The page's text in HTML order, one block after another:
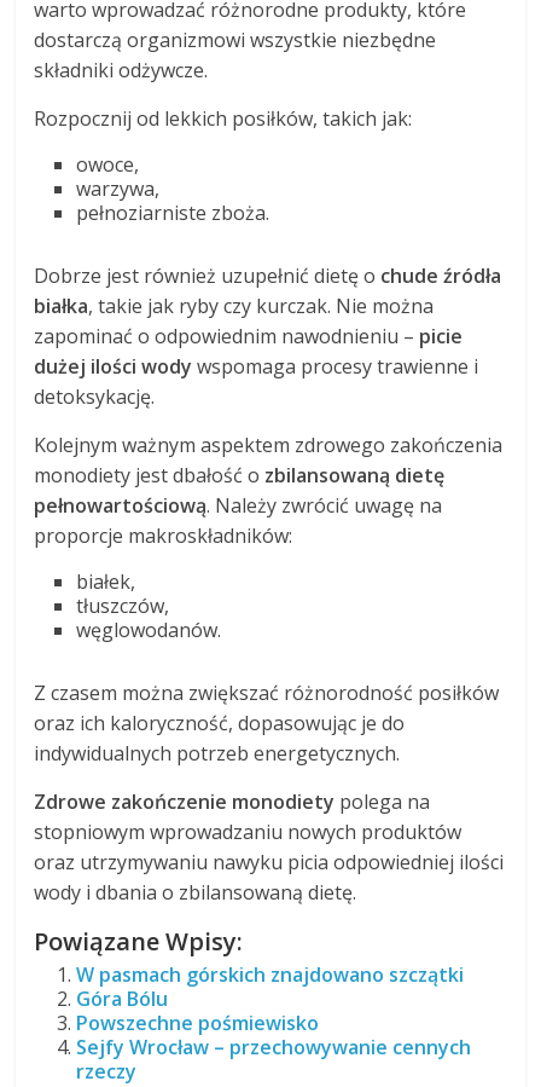
warto wprowadzać różnorodne produkty, które
dostarczą organizmowi wszystkie niezbędne
składniki odżywcze.
Rozpocznij od lekkich posiłków, takich jak:
owoce,
warzywa,
pełnoziarniste zboża.
Dobrze jest również uzupełnić dietę o chude źródła
białka, takie jak ryby czy kurczak. Nie można
zapominać o odpowiednim nawodnieniu – picie
dużej ilości wody wspomaga procesy trawienne i
detoksykację.
Kolejnym ważnym aspektem zdrowego zakończenia
monodiety jest dbałość o zbilansowaną dietę
pełnowartościową. Należy zwrócić uwagę na
proporcje makroskładników:
białek,
tłuszczów,
węglowodanów.
Z czasem można zwiększać różnorodność posiłków
oraz ich kaloryczność, dopasowując je do
indywidualnych potrzeb energetycznych.
Zdrowe zakończenie monodiety polega na
stopniowym wprowadzaniu nowych produktów
oraz utrzymywaniu nawyku picia odpowiedniej ilości
wody i dbania o zbilansowaną dietę.
Powiązane Wpisy:
W pasmach górskich znajdowano szczątki
Góra Bólu
Powszechne pośmiewisko
Sejfy Wrocław – przechowywanie cennych
rzeczy